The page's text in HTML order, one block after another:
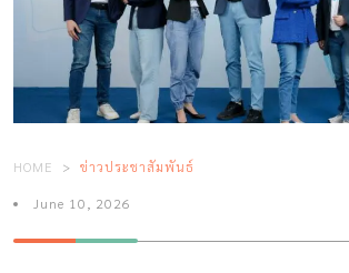
HOME ข่าวประชาสัมพันธ์
June 10, 2026